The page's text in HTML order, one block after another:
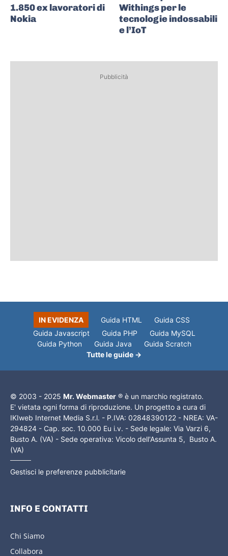
1.850 ex lavoratori di
Nokia
Withings per le
tecnologie indossabili
e l’IoT
Pubblicità
IN EVIDENZA Guida HTML
Guida CSS
Guida Javascript
Guida PHP
Guida MySQL
Guida Python
Guida Java
Guida Scratch
Tutte le guide →
© 2003 - 2025 Mr. Webmaster ® è un marchio registrato.
E' vietata ogni forma di riproduzione. Un progetto a cura di
IKIweb Internet Media S.r.l. - P.IVA: 02848390122 - NREA: VA-
294824 - Cap. soc. 10.000 Eu i.v. - Sede legale: Via Varzi 6,
Busto A. (VA) - Sede operativa: Vicolo dell'Assunta 5, Busto A.
(VA)
Gestisci le preferenze pubblicitarie
INFO E CONTATTI
Chi Siamo
Collabora